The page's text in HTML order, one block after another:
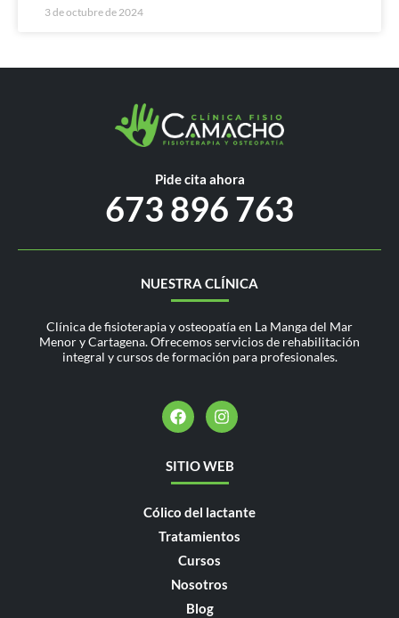
3 de octubre de 2024
Pide cita ahora
673 896 763
NUESTRA CLÍNICA
Clínica de fisioterapia y osteopatía en La Manga del Mar
Menor y Cartagena. Ofrecemos servicios de rehabilitación
integral y cursos de formación para profesionales.
SITIO WEB
Cólico del lactante
Tratamientos
Cursos
Nosotros
Blog